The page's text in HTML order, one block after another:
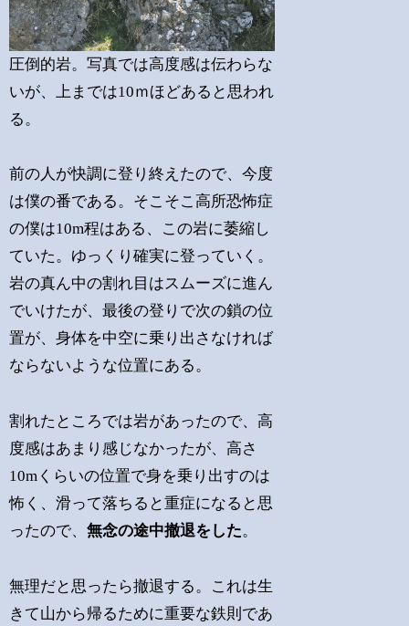
圧倒的岩。写真では高度感は伝わらな
いが、上までは10ｍほどあると思われ
る。
前の人が快調に登り終えたので、今度
は僕の番である。そこそこ高所恐怖症
の僕は10m程はある、この岩に萎縮し
ていた。ゆっくり確実に登っていく。
岩の真ん中の割れ目はスムーズに進ん
でいけたが、最後の登りで次の鎖の位
置が、身体を中空に乗り出さなければ
ならないような位置にある。
割れたところでは岩があったので、高
度感はあまり感じなかったが、高さ
10mくらいの位置で身を乗り出すのは
怖く、滑って落ちると重症になると思
ったので、無念の途中撤退をした。
無理だと思ったら撤退する。これは生
きて山から帰るために重要な鉄則であ